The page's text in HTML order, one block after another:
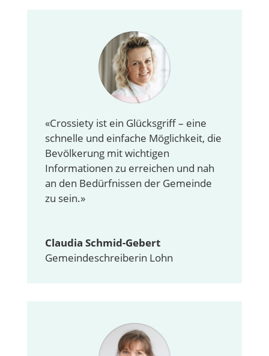
«Crossiety ist ein Glücksgriff – eine
schnelle und einfache Möglichkeit, die
Bevölkerung mit wichtigen
Informationen zu erreichen und nah
an den Bedürfnissen der Gemeinde
zu sein.»
Claudia Schmid-Gebert
Gemeindeschreiberin Lohn